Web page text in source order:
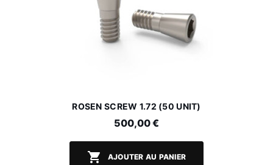
ROSEN SCREW 1.72 (50 UNIT)
500,00 €
 AJOUTER AU PANIER